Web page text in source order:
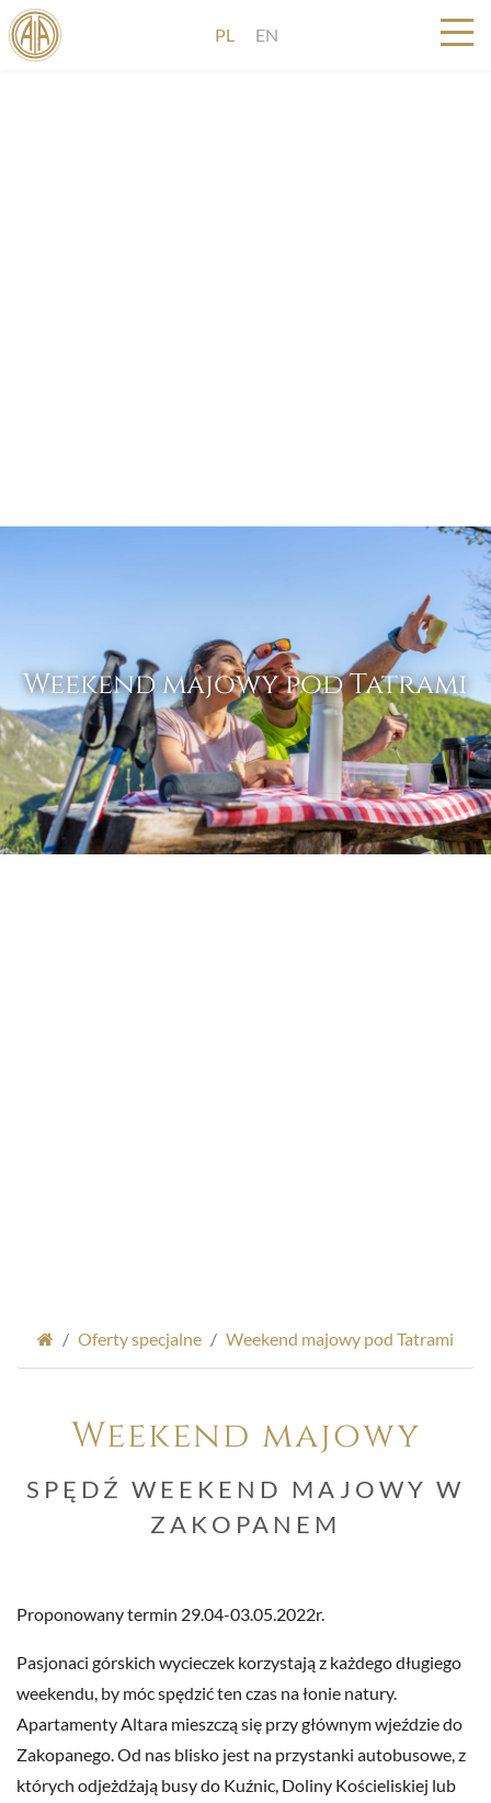
PL EN
Weekend majowy pod Tatrami
Oferty specjalne Weekend majowy pod Tatrami
Weekend majowy
SPĘDŹ WEEKEND MAJOWY W
ZAKOPANEM
Proponowany termin 29.04-03.05.2022r.
Pasjonaci górskich wycieczek korzystają z każdego długiego
weekendu, by móc spędzić ten czas na łonie natury.
Apartamenty Altara mieszczą się przy głównym wjeździe do
Zakopanego. Od nas blisko jest na przystanki autobusowe, z
których odjeżdżają busy do Kuźnic, Doliny Kościeliskiej lub